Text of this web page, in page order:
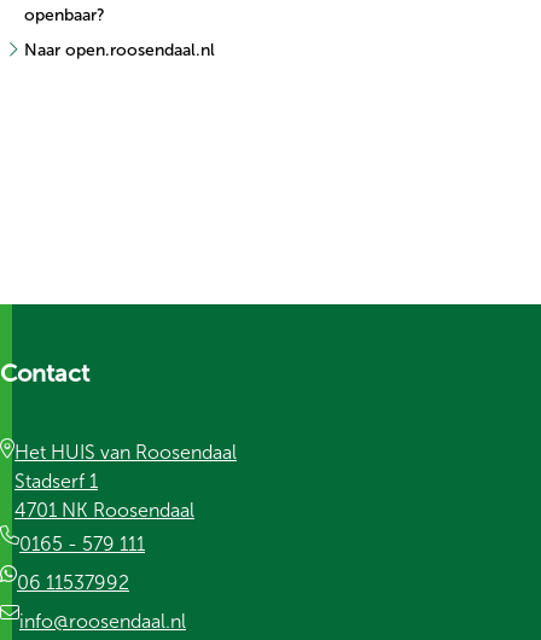
openbaar?
Naar open.roosendaal.nl
Contact
Het HUIS van Roosendaal
Stadserf 1
4701 NK Roosendaal
0165 - 579 111
06 11537992
info@roosendaal.nl